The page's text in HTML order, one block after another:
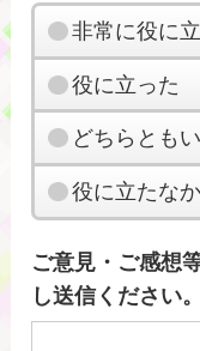
非常に役に
役に立った
どちらとも
役に立たな
ご意見・ご感想
し送信ください。